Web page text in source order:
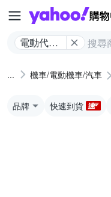
電動代步
椅 機車/電動機車/汽車
品牌 快速到貨